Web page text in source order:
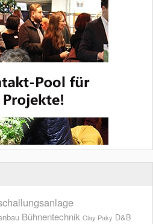
Bühnentechnik Clay Paky D&B